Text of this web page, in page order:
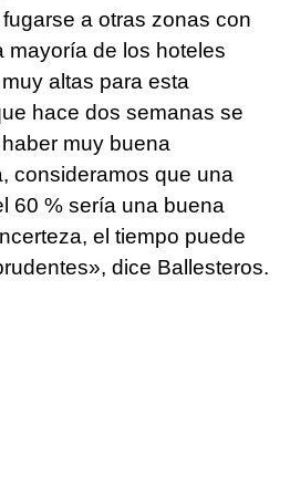
a otras zonas con
mayoría de los hoteles
altas para esta
hace dos semanas se
muy buena
consideramos que una
60 % sería una buena
el tiempo puede
dice Ballesteros.